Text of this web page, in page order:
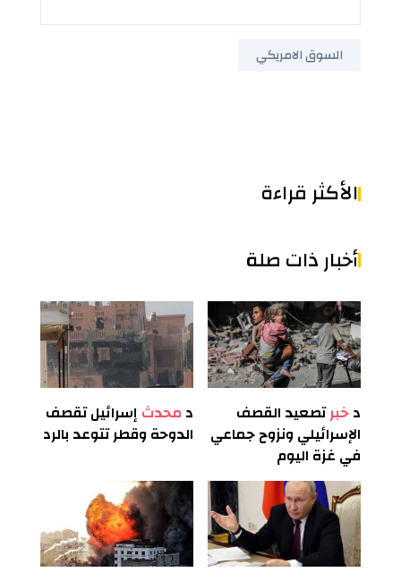
السوق الامريكي
الأكثر قراءة
أخبار ذات صلة
دخبرتصعيد القصف
الإسرائيلي ونزوح جماعي
في غزة اليوم
د محدث إسرائيل تقصف
الدوحة وقطر تتوعد بالرد